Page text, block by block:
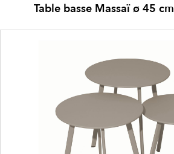
Table basse Massaï ø 45 cm